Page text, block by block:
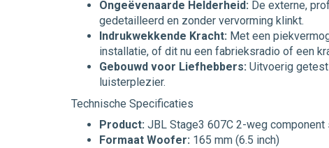
Ongeëvenaarde Helderheid: De externe,
gedetailleerd en zonder vervorming klinkt.
Indrukwekkende Kracht: Met een
installatie, of dit nu een fabrieksradio of een
Gebouwd voor Liefhebbers: Uitvoerig
luisterplezier.
Technische Specificaties
Product: JBL Stage3 607C 2-weg
Formaat Woofer: 165 mm (6.5 inch)